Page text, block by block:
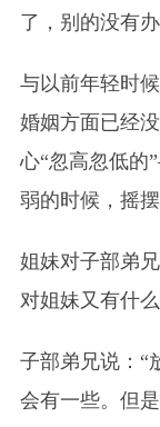
了，别的没有办
与以前年轻时
婚姻方面已经
心“忽高忽低
弱的时候，摇摆
姐妹对子部弟
对姐妹又有什
子部弟兄说：“
会有一些。但